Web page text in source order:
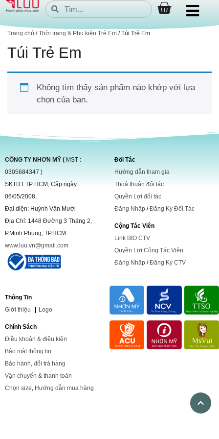
Trang chủ /Thời trang & Phụ kiện Trẻ Em / Túi Trẻ Em
Túi Trẻ Em
Không tìm thấy sản phẩm nào khớp với lựa
chọn của bạn.
CÔNG TY NHƠN MỸ ( MST :
0305684347 )
SKTĐT TP HCM, Cấp ngày
06/05/2008,
Đại diện: Huỳnh Văn Mười
Địa Chỉ: 1448 Đường 3 Tháng 2,
P.Minh Phụng, TP.HCM
www.luu.vn@gmail.com
Đối Tác
Hướng dẫn tham gia
Thoả thuận đối tác
Quyền Lợi đối tác
Đăng Nhập /Đăng Ký Đối Tác
Cộng Tác Viên
Link BIO CTV
Quyền Lợi Công Tác Viên
Đăng Nhập /Đăng Ký CTV
Thông Tin
Giới thiệu Logo
Chính Sách
Điều khoản & điều kiện
Bảo mật thông tin
Bảo hành, đổi trả hàng
Vận chuyển & thanh toán
Chọn size, Hướng dẫn mua hàng